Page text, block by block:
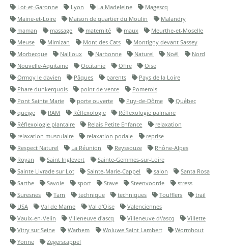
Lot-et-Garonne
Lyon La Madeleine
Magescq
Maine-et-Loire
Maison de quartier du Moulin
Malandry
maman
massage maternité maux
Meurthe-et-Moselle
Meuse
Mimizan Mont des Cats
Montigny devant Sassey
Morbecque
Nailloux Narbonne Naturel Noël
Nord
Nouvelle-Aquitaine
Occitanie Offre
Oise
Ormoy le davien
Pâques parents
Pays de la Loire
Phare dunkerquois
point de vente
Pomerols
Pont Sainte Marie
porte ouverte Puy-de-Dôme
Québec
queige
RAM Réflexologie
Réflexologie palmaire
Réflexologie plantaire
Relais Petite Enfance
relaxation
relaxation musculaire
relaxation podale
reprise
Respect Naturel
La Réunion Reyssouze
Rhône-Alpes
Royan
Saint Inglevert
Sainte-Gemmes-sur-Loire
Sainte Livrade sur Lot
Sainte-Marie-Cappel salon
Santa Rosa
Sarthe
Savoie sport Stave Steenvoorde
stress
Suresnes
Tarn technique techniques Toufflers
trail
USA
Val de Marne Val d'Oise
Valenciennes
Vaulx-en-Velin
Villeneuve d'ascq Villeneuve d\'ascq
Villette
Vitry sur Seine
Warhem Woluwe Saint Lambert
Wormhout
Yonne
Zegerscappel